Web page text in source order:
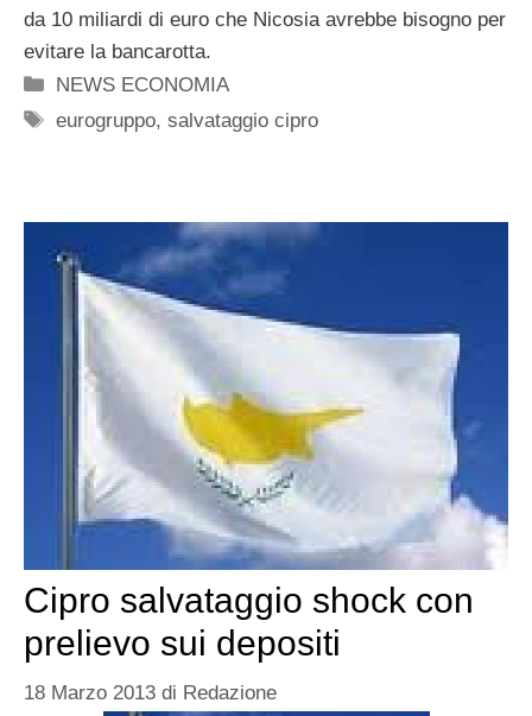
da 10 miliardi di euro che Nicosia avrebbe bisogno per
evitare la bancarotta.
Categorie
NEWS ECONOMIA
Tag
eurogruppo,salvataggio cipro
Cipro salvataggio shock con
prelievo sui depositi
18 Marzo 2013 di Redazione